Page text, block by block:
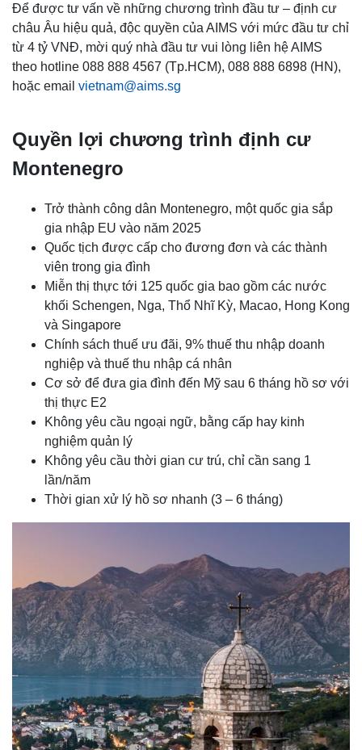
Để được tư vấn về những chương trình đầu tư – định cư
châu Âu hiệu quả, độc quyền của AIMS với mức đầu tư chỉ
từ 4 tỷ VNĐ, mời quý nhà đầu tư vui lòng liên hệ AIMS
theo hotline 088 888 4567 (Tp.HCM), 088 888 6898 (HN),
hoặc email vietnam@aims.sg
Quyền lợi chương trình định cư
Montenegro
Trở thành công dân Montenegro, một quốc gia sắp
gia nhập EU vào năm 2025
Quốc tịch được cấp cho đương đơn và các thành
viên trong gia đình
Miễn thị thực tới 125 quốc gia bao gồm các nước
khối Schengen, Nga, Thổ Nhĩ Kỳ, Macao, Hong Kong
và Singapore
Chính sách thuế ưu đãi, 9% thuế thu nhập doanh
nghiệp và thuế thu nhập cá nhân
Cơ sở để đưa gia đình đến Mỹ sau 6 tháng hồ sơ với
thị thực E2
Không yêu cầu ngoại ngữ, bằng cấp hay kinh
nghiệm quản lý
Không yêu cầu thời gian cư trú, chỉ cần sang 1
lần/năm
Thời gian xử lý hồ sơ nhanh (3 – 6 tháng)